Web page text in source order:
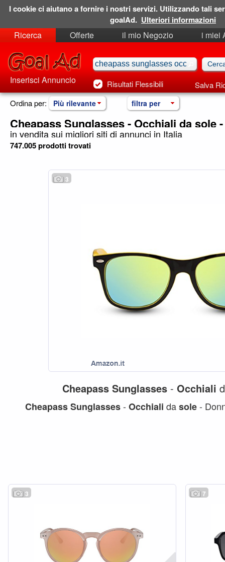
Ricerca Offerte il mio Negozio
i miei
Risultati Flessibili Salva
Inserisci Annuncio
Ordina per: Più rilevante filtra per
Cheapass Sunglasses - Occhiali da sole
in vendita sui migliori siti di annunci in Italia
747.005 prodotti trovati
3
Cheapass Sunglasses -Occhiali
CheapassSunglasses- Occhiali dasole-
3 7
I cookie ci aiutano a fornire i nostri servizi. Utilizzando tali
goalAd. Ulteriori informazioni